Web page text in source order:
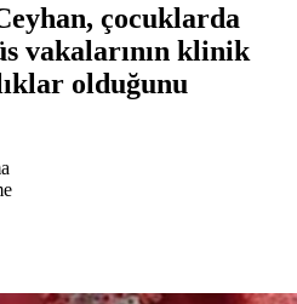
çocuklarda
vakalarının klinik
olduğunu